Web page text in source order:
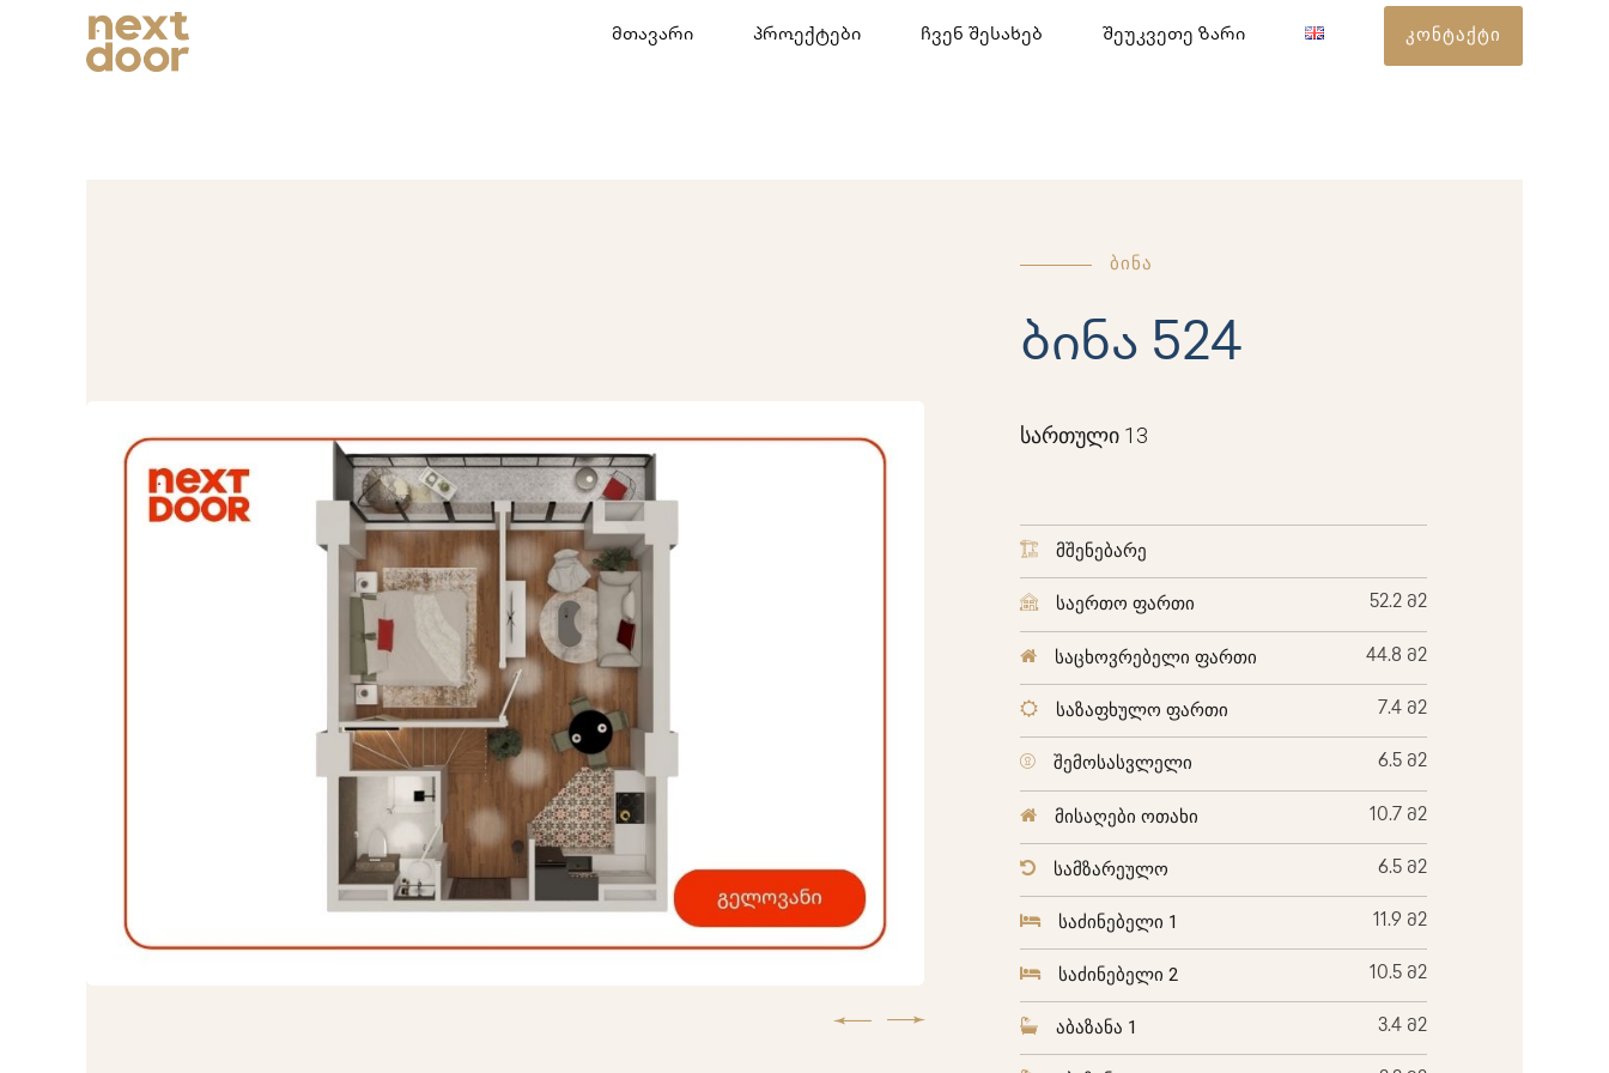
კონტაქტი
მთავარი პროექტები ჩვენ შესახებ შეუკვეთე ზარი
ბინა
ბინა 524
სართული 13
მშენებარე
საერთო ფართი 52.2 მ2
საცხოვრებელი ფართი 44.8 მ2
საზაფხულო ფართი 7.4 მ2
შემოსასვლელი 6.5 მ2
მისაღები ოთახი 10.7 მ2
სამზარეულო 6.5 მ2
საძინებელი 1 11.9 მ2
საძინებელი 2 10.5 მ2
აბაზანა 1 3.4 მ2